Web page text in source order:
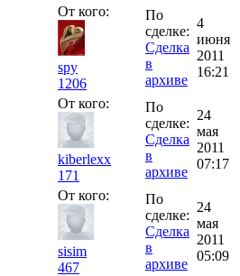
От кого:
spy
1206
По
сделке:
Сделка
в
архиве
4
июня
2011
16:21
От кого:
kiberlexx
171
По
сделке:
Сделка
в
архиве
24
мая
2011
07:17
От кого:
sisim
467
По
сделке:
Сделка
в
архиве
24
мая
2011
05:09